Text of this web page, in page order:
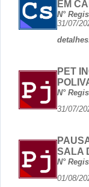
EM
N°
31/07/
PET
N°
31/07/
SALA
N°
01/08/